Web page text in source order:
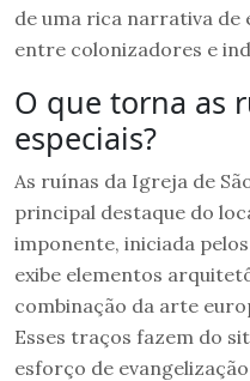
de uma rica narrativa
entre colonizadores e
O que torna as
especiais?
As ruínas da Igreja de
principal destaque do
imponente, iniciada
exibe elementos
combinação da arte
Esses traços fazem do
esforço de